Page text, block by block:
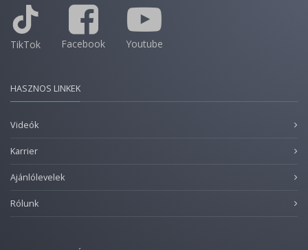
TikTok Facebook Youtube
HASZNOS LINKEK
Videók
Karrier
Ajánlólevelek
Rólunk